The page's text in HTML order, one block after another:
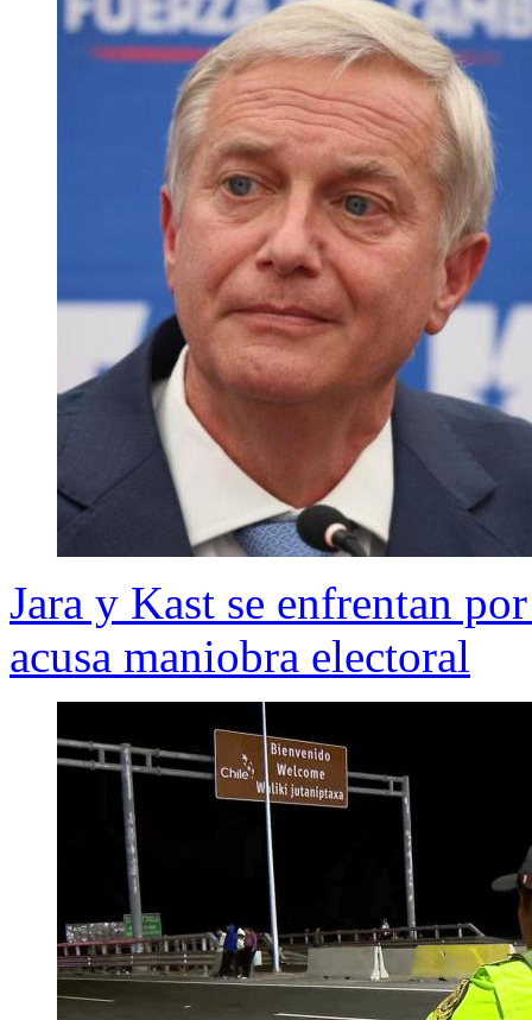
Jara y Kast se enfrentan
acusa maniobra electoral